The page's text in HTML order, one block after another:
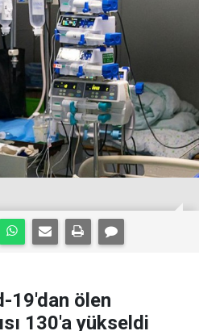
19'dan ölen
130'a yükseldi